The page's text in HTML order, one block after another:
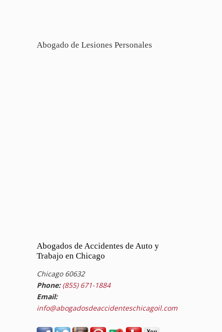
Abogado de Lesiones Personales
Abogados de Accidentes de Auto y
Trabajo en Chicago
Chicago 60632
Phone: (855) 671-1884
Email:
info@abogadosdeaccidenteschicagoil.com